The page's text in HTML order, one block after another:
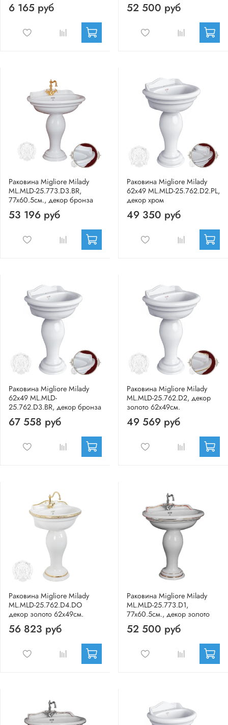
6 165 руб 52 500 руб
Раковина Migliore Milady
ML.MLD-25.773.D3.BR,
77x60.5см., декор бронза
53 196 руб
Раковина Migliore Milady
62x49 ML.MLD-25.762.D2.PL,
декор хром
49 350 руб
Раковина Migliore Milady
62x49 ML.MLD-
25.762.D3.BR, декор бронза
67 558 руб
Раковина Migliore Milady
ML.MLD-25.762.D2, декор
золото 62x49см.
49 569 руб
Раковина Migliore Milady
ML.MLD-25.762.D4.DO
декор золото 62x49см.
56 823 руб
Раковина Migliore Milady
ML.MLD-25.773.D1,
77x60.5см., декор золото
52 500 руб